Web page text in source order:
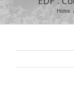
Home